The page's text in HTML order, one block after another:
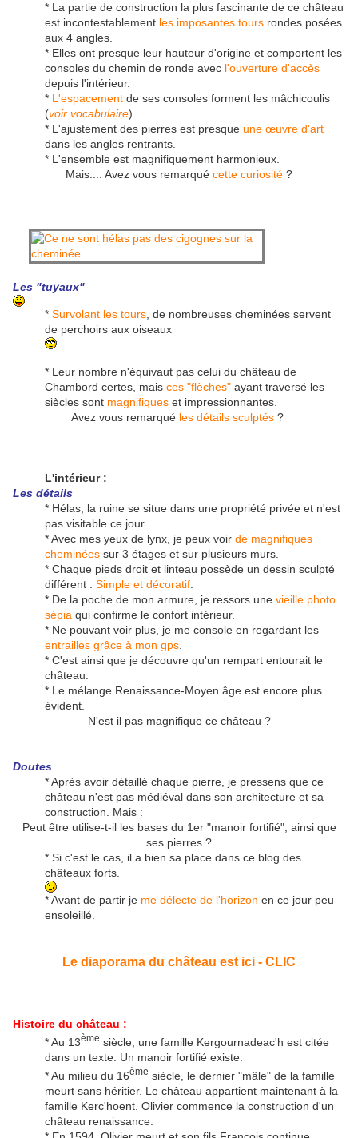
* La partie de construction la plus fascinante de ce château
est incontestablement les imposantes tours rondes posées
aux 4 angles.
* Elles ont presque leur hauteur d'origine et comportent les
consoles du chemin de ronde avec l'ouverture d'accès
depuis l'intérieur.
* L'espacement de ses consoles forment les mâchicoulis
(voir vocabulaire).
* L'ajustement des pierres est presque une œuvre d'art
dans les angles rentrants.
* L'ensemble est magnifiquement harmonieux.
Mais.... Avez vous remarqué cette curiosité ?
Les "tuyaux"
* Survolant les tours , de nombreuses cheminées servent
de perchoirs aux oiseaux
* Leur nombre n'équivaut pas celui du château de
Chambord certes, mais ces "flèches" ayant traversé les
siècles sont magnifiques et impressionnantes.
Avez vous remarqué les détails sculptés ?
L'intérieur:
Les détails
* Hélas, la ruine se situe dans une propriété privée et n'est
pas visitable ce jour.
* Avec mes yeux de lynx, je peux voir de magnifiques
cheminées sur 3 étages et sur plusieurs murs.
* Chaque pieds droit et linteau possède un dessin sculpté
différent : Simple et décoratif
* De la poche de mon armure, je ressors une vieille photo
sépia qui confirme le confort intérieur.
* Ne pouvant voir plus, je me console en regardant les
entrailles grâce à mon gps
* C'est ainsi que je découvre qu'un rempart entourait le
château.
* Le mélange Renaissance-Moyen âge est encore plus
évident.
N'est il pas magnifique ce château ?
Doutes
* Après avoir détaillé chaque pierre, je pressens que ce
château n'est pas médiéval dans son architecture et sa
construction. Mais :
Peut être utilise-t-il les bases du 1er "manoir fortifié", ainsi que
ses pierres ?
* Si c'est le cas, il a bien sa place dans ce blog des
châteaux forts.
* Avant de partir je me délecte de l'horizon en ce jour peu
ensoleillé.
Le diaporama du château est ici - CLIC
Histoire du château :
* Au 13ème siècle, une famille Kergournadeac'h est citée
dans un texte. Un manoir fortifié existe.
* Au milieu du 16ème siècle, le dernier "mâle" de la famille
meurt sans héritier. Le château appartient maintenant à la
famille Kerc'hoent. Olivier commence la construction d'un
château renaissance.